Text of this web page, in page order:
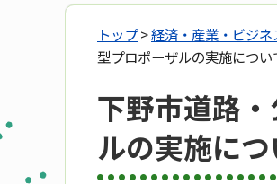
トップ>経済・産業・ビジネ
型プロポーザルの実施につい
下野市道路
ルの実施につ